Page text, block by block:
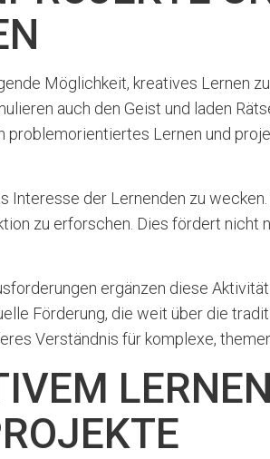
Möglichkeit, kreatives Lernen
auch den Geist und laden
Lernen und
der Lernenden zu
zu erforschen. Dies fördert nicht
ergänzen diese
Förderung, die weit über die
Verständnis für komplexe,